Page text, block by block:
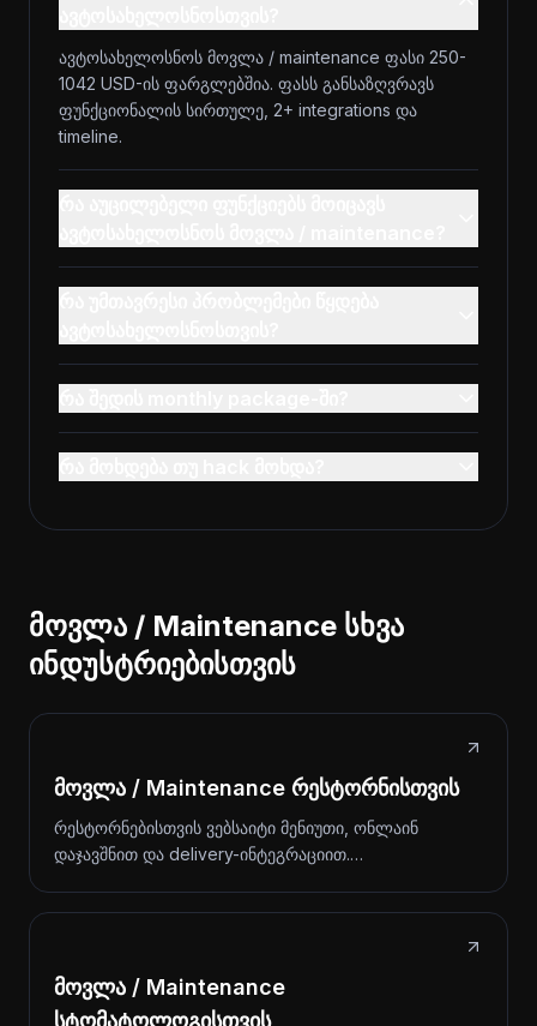
ავტოსახელოსნოს მოვლა / maintenance ფასი 250-
1042 USD-ის ფარგლებშია. ფასს განსაზღვრავს
ფუნქციონალის სირთულე, 2+ integrations და
timeline.
მოვლა / Maintenance სხვა
ინდუსტრიებისთვის
მოვლა / Maintenance რესტორნისთვის
რესტორნებისთვის ვებსაიტი მენიუთი, ონლაინ
დაჯავშნით და delivery-ინტეგრაციით.…
მოვლა / Maintenance
სტომატოლოგისთვის